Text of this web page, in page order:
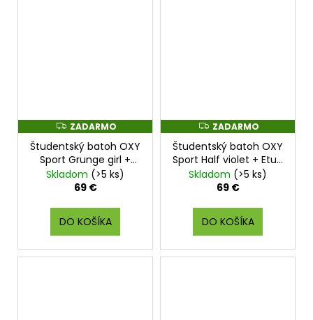
Z
A
D
A
R
M
ZADARMO
Študentský batoh OXY
Sport Grunge girl +
Etue zdarma
Skladom (>5 ks)
69 €
DO KOŠÍKA
Z
A
D
A
R
M
ZADARMO
Študentský batoh OXY
Sport Half violet + Etue
zdarma
Skladom (>5 ks)
69 €
DO KOŠÍKA